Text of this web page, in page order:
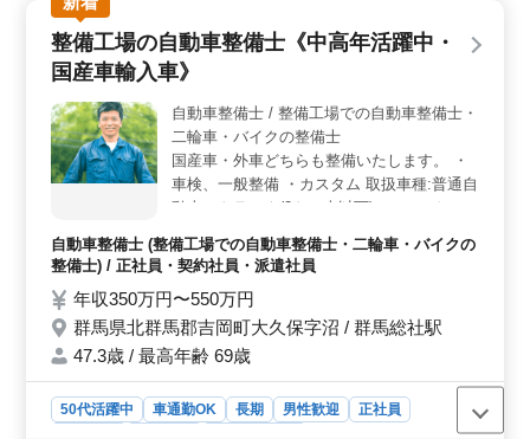
携わります。残業は月平均で10時間程度と少なめで、勤
務後の予定も立てやすい環境が整っています。また、車
検やガソリン、タイヤなどの社員割引もあります。
方々が多く活躍しており、中高年の方々の応募を歓迎し
ています。豊富な経験を活かし、安定した職場環境で働
けることが魅力です。無料駐車場が完備されており、車
での通勤も可能です。 ＜充実した福利厚生と待遇
＞ 年収は400万円から500万円となっており、通勤手当
ても雇用・労災・健康・厚生が整っており、安心して働
ける環境が整っています。
整備工場の自動車整備士《中高年活躍中・
国産車輸入車》
自動車整備士 / 整備工場での自動車整備士・
二輪車・バイクの整備士
国産車・外車どちらも整備いたします。 ・
車検、一般整備 ・カスタム 取扱車種:普通自
動車、トラック(2トン車以下) メルセデス、
アウディなどの外車やトヨタ、ホンダなどの
国産車対応しております。 経験のある50代
を歓迎しております。 お車がお好きな方の
ご応募お待ちしております。 ご応募お待ち
しております。
自動車整備士 (整備工場での自動車整備士・二輪車・バイクの
整備士) / 正社員・契約社員・派遣社員
年収350万円〜550万円
群馬県北群馬郡吉岡町大久保字沼 / 群馬総社駅
47.3歳 / 最高年齢 69歳
50代活躍中 車通勤OK 長期 男性歓迎
正社員